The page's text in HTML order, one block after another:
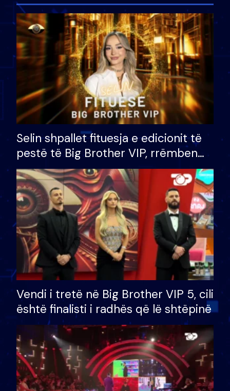
Selin shpallet fituesja e edicionit të
pestë të Big Brother VIP, rrëmben
çmimin e madh prej 100 mijë eurosh
Vendi i tretë në Big Brother VIP 5, cili
është finalisti i radhës që lë shtëpinë